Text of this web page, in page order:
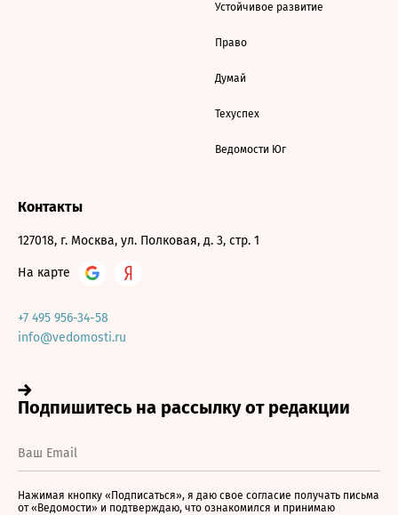
Устойчивое развитие
Право
Думай
Техуспех
Ведомости Юг
Контакты
127018, г. Москва, ул. Полковая, д. 3, стр. 1
На карте
+7 495 956-34-58
info@vedomosti.ru
Нажимая кнопку «Подписаться», я даю свое согласие получать письма
от «Ведомости» и подтверждаю, что ознакомился и принимаю